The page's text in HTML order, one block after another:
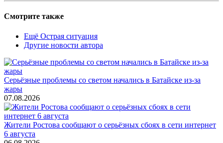
Смотрите также
Ещё Острая ситуация
Другие новости автора
Серьёзные проблемы со светом начались в Батайске из-за
жары
07.08.2026
Жители Ростова сообщают о серьёзных сбоях в сети интернет
6 августа